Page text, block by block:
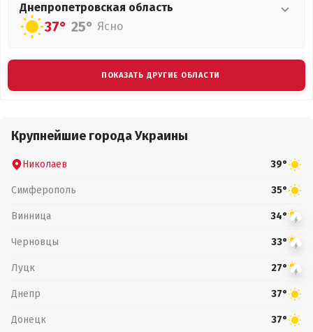
Днепропетровская область
37° 25° Ясно
ПОКАЗАТЬ ДРУГИЕ ОБЛАСТИ
Крупнейшие города Украины
Николаев 39°
Симферополь 35°
Винница 34°
Черновцы 33°
Луцк 27°
Днепр 37°
Донецк 37°